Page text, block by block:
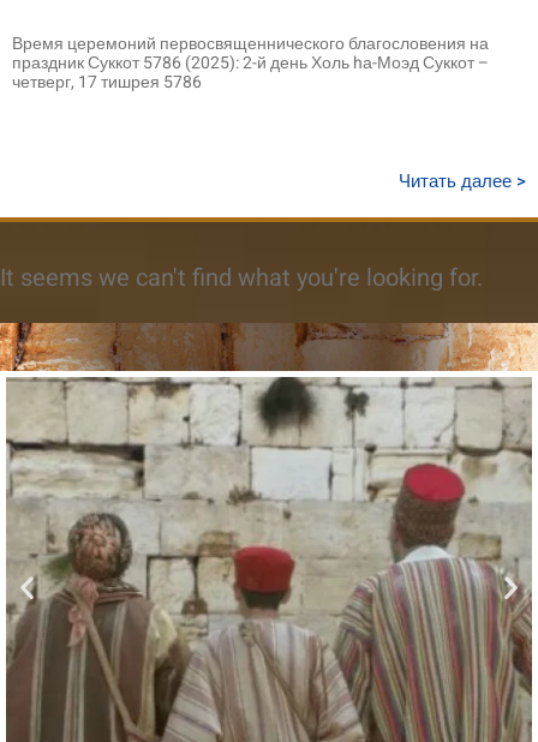
Время церемоний первосвященнического благословения на
праздник Суккот 5786 (2025): 2-й день Холь hа-Моэд Суккот –
четверг, 17 тишрея 5786
Читать далее >
It seems we can't find what you're looking for.